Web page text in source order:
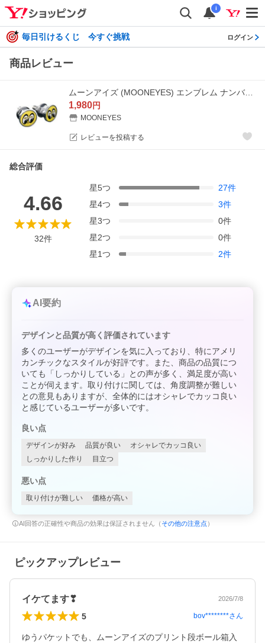
i
毎日引けるくじ 今すぐ挑戦 ログイン
商品レビュー
ムーンアイズ (MOONEYES) エンブレム ナンバープレート ボルト
1,980円
MOONEYES
レビューを投稿する
総合評価
4.66
32件
星5つ 27件
星4つ 3件
星3つ 0件
星2つ 0件
星1つ 2件
AI要約
デザインと品質が高く評価されています
多くのユーザーがデザインを気に入っており、特にアメリ
カンチックなスタイルが好評です。また、商品の品質につ
いても「しっかりしている」との声が多く、満足度が高い
ことが伺えます。取り付けに関しては、角度調整が難しい
との意見もありますが、全体的にはオシャレでカッコ良い
と感じているユーザーが多いです。
良い点
デザインが好み 品質が良い
オシャレでカッコ良い
しっかりした作り
目立つ
悪い点
取り付けが難しい 価格が高い
AI回答の正確性や商品の効果は保証されません（ その他の注意点 ）
ピックアップレビュー
イケてます❣ 2026/7/8
5 bov********さん
ゆうパケットでも、ムーンアイズのプリント段ボール箱入